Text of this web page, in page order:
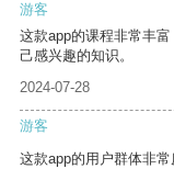
游客
这款app的课程非常丰
己感兴趣的知识。
2024-07-28
游客
这款app的用户群体非